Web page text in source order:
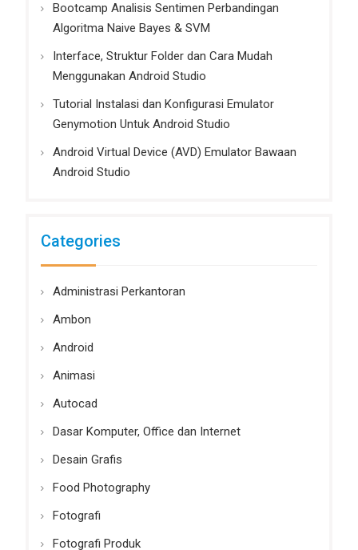
Bootcamp Analisis Sentimen Perbandingan
Algoritma Naive Bayes & SVM
Interface, Struktur Folder dan Cara Mudah
Menggunakan Android Studio
Tutorial Instalasi dan Konfigurasi Emulator
Genymotion Untuk Android Studio
Android Virtual Device (AVD) Emulator Bawaan
Android Studio
Categories
Administrasi Perkantoran
Ambon
Android
Animasi
Autocad
Dasar Komputer, Office dan Internet
Desain Grafis
Food Photography
Fotografi
Fotografi Produk